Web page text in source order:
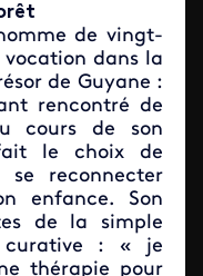
de vingt-
dans la
de Guyane :
rencontré de
cours de son
le choix de
se reconnecter
enfance. Son
de la simple
curative : « je
thérapie pour